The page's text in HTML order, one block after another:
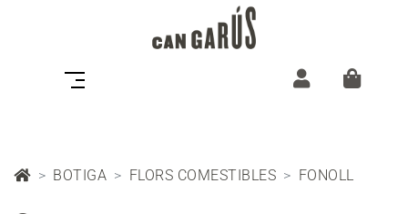
BOTIGA FLORS COMESTIBLES FONOLL